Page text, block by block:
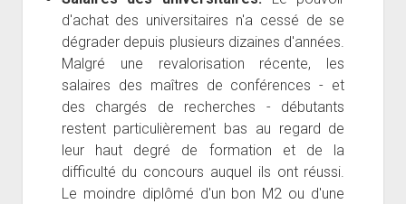
d'achat des universitaires n'a cessé de se
dégrader depuis plusieurs dizaines d'années.
Malgré une revalorisation récente, les
salaires des maîtres de conférences - et
des chargés de recherches - débutants
restent particulièrement bas au regard de
leur haut degré de formation et de la
difficulté du concours auquel ils ont réussi.
Le moindre diplômé d'un bon M2 ou d'une